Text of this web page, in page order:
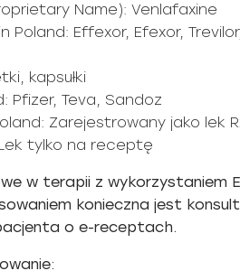
Name): Venlafaxine
Poland: Effexor, Efexor,
kapsułki
Pfizer, Teva, Sandoz
Zarejestrowany jako lek
tylko na receptę
w terapii z
konieczna jest
o e-receptach.